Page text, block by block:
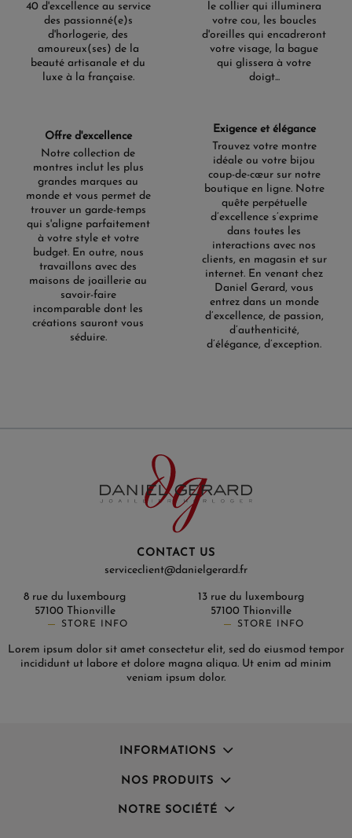
40 d'excellence au service
des passionné(e)s
d'horlogerie, des
amoureux(ses) de la
beauté artisanale et du
luxe à la française.
le collier qui illuminera
votre cou, les boucles
d'oreilles qui encadreront
votre visage, la bague
qui glissera à votre
doigt...
Offre d'excellence
Notre collection de
montres inclut les plus
grandes marques au
monde et vous permet de
trouver un garde-temps
qui s'aligne parfaitement
à votre style et votre
budget. En outre, nous
travaillons avec des
maisons de joaillerie au
savoir-faire
incomparable dont les
créations sauront vous
séduire.
Exigence et élégance
Trouvez votre montre
idéale ou votre bijou
coup-de-cœur sur notre
boutique en ligne. Notre
quête perpétuelle
d’excellence s’exprime
dans toutes les
interactions avec nos
clients, en magasin et sur
internet. En venant chez
Daniel Gerard, vous
entrez dans un monde
d’excellence, de passion,
d’authenticité,
d’élégance, d’exception.
CONTACT US
serviceclient@danielgerard.fr
8 rue du luxembourg
57100 Thionville
STORE INFO
13 rue du luxembourg
57100 Thionville
STORE INFO
Lorem ipsum dolor sit amet consectetur elit, sed do eiusmod tempor
incididunt ut labore et dolore magna aliqua. Ut enim ad minim
veniam ipsum dolor.
INFORMATIONS
NOS PRODUITS
NOTRE SOCIÉTÉ